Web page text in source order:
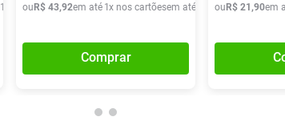
1 R$ 8, 90
ouR$ 43,92em até 1x nos cartõesem até x deR$ 43, 92
Comprar
ouR$ 21 ,90em